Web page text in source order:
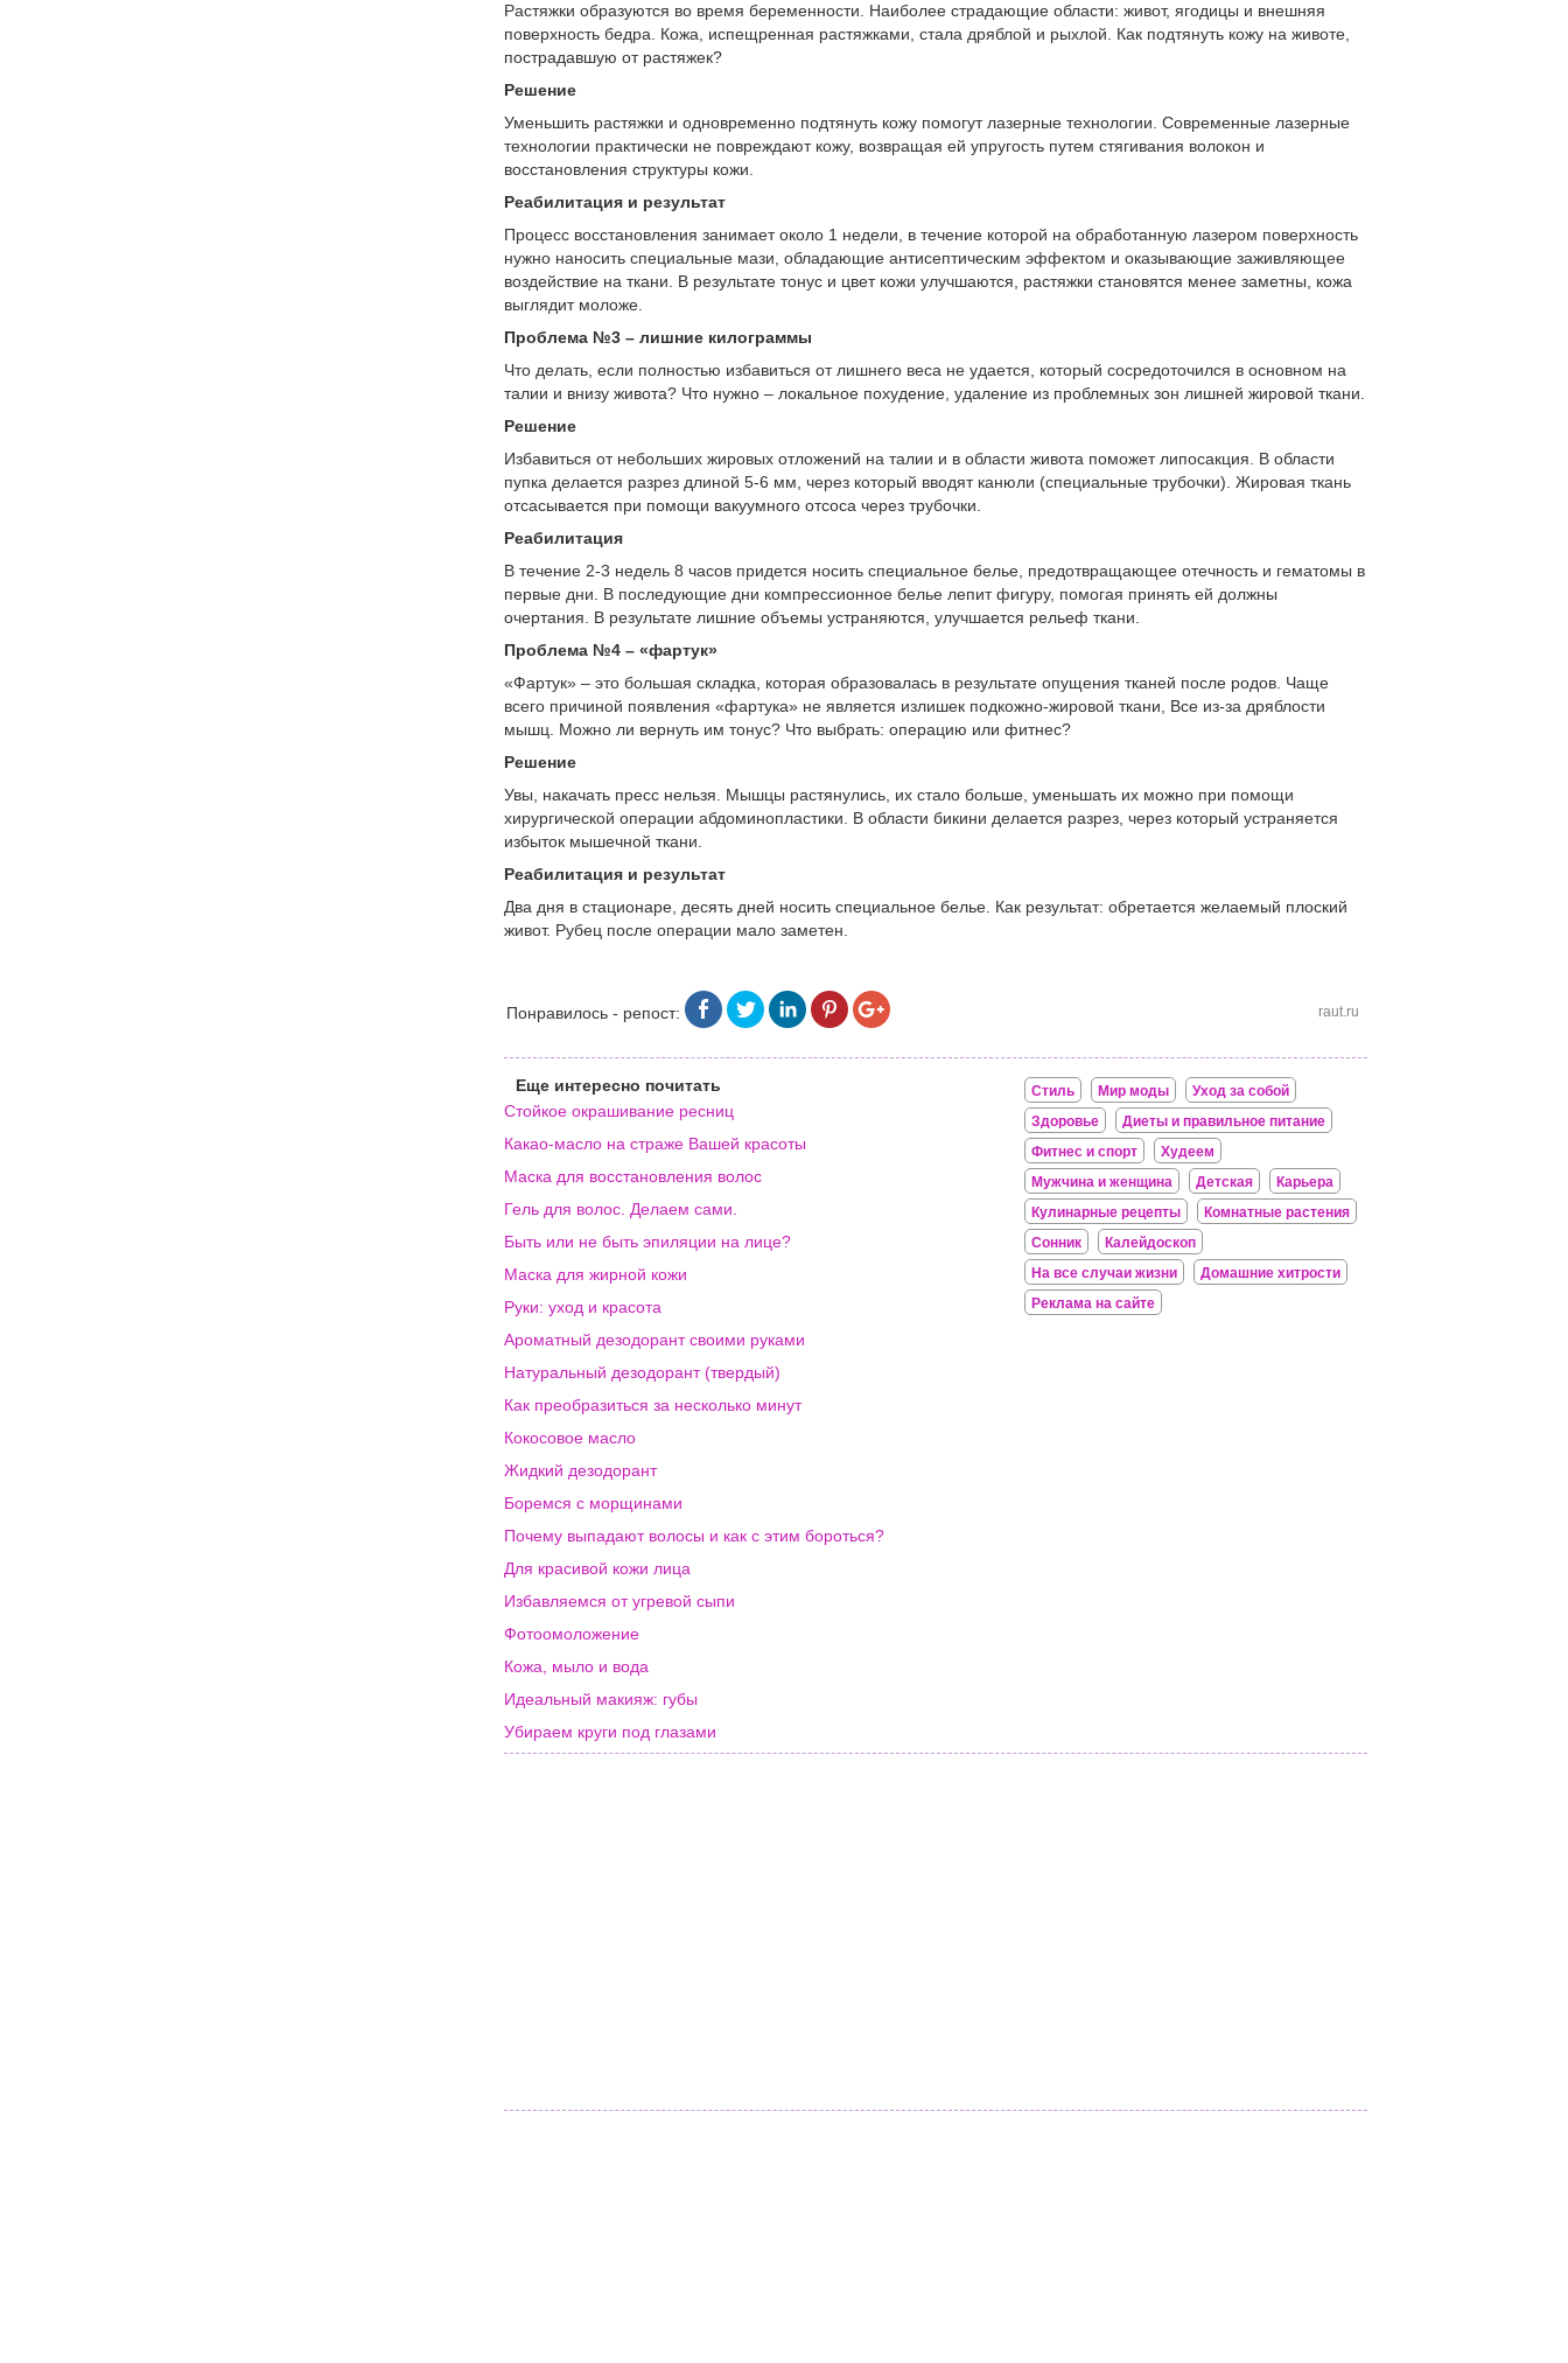
Растяжки образуются во время беременности. Наиболее страдающие области: живот, ягодицы и внешняя
поверхность бедра. Кожа, испещренная растяжками, стала дряблой и рыхлой. Как подтянуть кожу на животе,
пострадавшую от растяжек?
Решение
Уменьшить растяжки и одновременно подтянуть кожу помогут лазерные технологии. Современные лазерные
технологии практически не повреждают кожу, возвращая ей упругость путем стягивания волокон и
восстановления структуры кожи.
Реабилитация и результат
Процесс восстановления занимает около 1 недели, в течение которой на обработанную лазером поверхность
нужно наносить специальные мази, обладающие антисептическим эффектом и оказывающие заживляющее
воздействие на ткани. В результате тонус и цвет кожи улучшаются, растяжки становятся менее заметны, кожа
выглядит моложе.
Проблема №3 – лишние килограммы
Что делать, если полностью избавиться от лишнего веса не удается, который сосредоточился в основном на
талии и внизу живота? Что нужно – локальное похудение, удаление из проблемных зон лишней жировой ткани.
Решение
Избавиться от небольших жировых отложений на талии и в области живота поможет липосакция. В области
пупка делается разрез длиной 5-6 мм, через который вводят канюли (специальные трубочки). Жировая ткань
отсасывается при помощи вакуумного отсоса через трубочки.
Реабилитация
В течение 2-3 недель 8 часов придется носить специальное белье, предотвращающее отечность и гематомы в
первые дни. В последующие дни компрессионное белье лепит фигуру, помогая принять ей должны
очертания. В результате лишние объемы устраняются, улучшается рельеф ткани.
Проблема №4 – «фартук»
«Фартук» – это большая складка, которая образовалась в результате опущения тканей после родов. Чаще
всего причиной появления «фартука» не является излишек подкожно-жировой ткани, Все из-за дряблости
мышц. Можно ли вернуть им тонус? Что выбрать: операцию или фитнес?
Решение
Увы, накачать пресс нельзя. Мышцы растянулись, их стало больше, уменьшать их можно при помощи
хирургической операции абдоминопластики. В области бикини делается разрез, через который устраняется
избыток мышечной ткани.
Реабилитация и результат
Два дня в стационаре, десять дней носить специальное белье. Как результат: обретается желаемый плоский
живот. Рубец после операции мало заметен.
Понравилось - репост: raut.ru
Еще интересно почитать
Стойкое окрашивание ресниц
Какао-масло на страже Вашей красоты
Маска для восстановления волос
Гель для волос. Делаем сами.
Быть или не быть эпиляции на лице?
Маска для жирной кожи
Руки: уход и красота
Ароматный дезодорант своими руками
Натуральный дезодорант (твердый)
Как преобразиться за несколько минут
Кокосовое масло
Жидкий дезодорант
Боремся с морщинами
Почему выпадают волосы и как с этим бороться?
Для красивой кожи лица
Избавляемся от угревой сыпи
Фотоомоложение
Кожа, мыло и вода
Идеальный макияж: губы
Убираем круги под глазами
Стиль Мир моды
Уход за собой
Здоровье
Диеты и правильное питание
Фитнес и спорт
Худеем
Мужчина и женщина
Детская
Карьера
Кулинарные рецепты
Комнатные растения
Сонник
Калейдоскоп
На все случаи жизни
Домашние хитрости
Реклама на сайте